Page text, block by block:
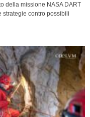
della missione NASA DART
strategie contro possibili